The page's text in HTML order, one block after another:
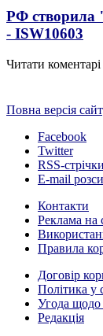
РФ створила
- ISW10603
Читати коментарі
Повна версія
Facebook
Twitter
RSS-стрічки
E-mail
Контакти
Реклама на
Правила
Договір
Політика у
Угода щодо
Редакція